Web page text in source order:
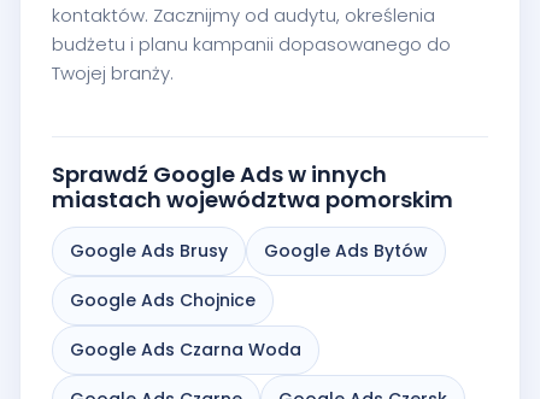
kontaktów. Zacznijmy od audytu, określenia
budżetu i planu kampanii dopasowanego do
Twojej branży.
Sprawdź Google Ads w innych
miastach województwa pomorskim
Google Ads Brusy Google Ads Bytów
Google Ads Chojnice
Google Ads Czarna Woda